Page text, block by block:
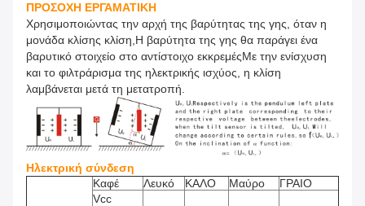
ΠΡΟΣΟΧΗ ΕΡΓΑΜΑΤΙΚΗ
Χρησιμοποιώντας την αρχή της βαρύτητας της γης, όταν η
μονάδα κλίσης κλίση,Η βαρύτητα της γης θα παράγει ένα
βαρυτικό στοιχείο στο αντίστοιχο εκκρεμέςΜε την ενίσχυση
και το φιλτράρισμα της ηλεκτρικής ισχύος, η κλίση
λαμβάνεται μετά τη μετατροπή.
Ηλεκτρική σύνδεση
Καφέ Λευκό ΚΑΛΟ Μαύρο
ΓΡΑΙΟ
Vcc